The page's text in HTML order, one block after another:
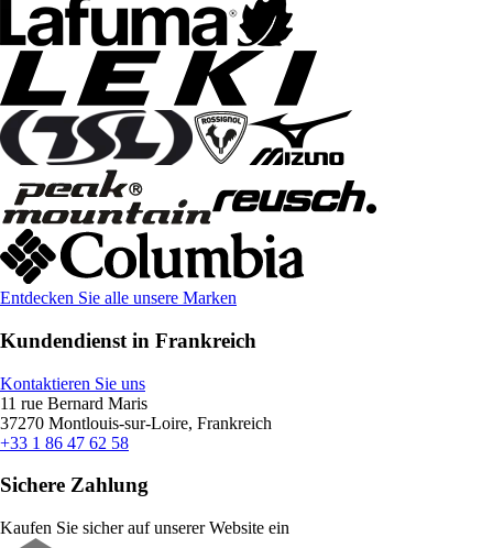
Entdecken Sie alle unsere Marken
Kundendienst in Frankreich
Kontaktieren Sie uns
11 rue Bernard Maris
37270 Montlouis-sur-Loire, Frankreich
+33 1 86 47 62 58
Sichere Zahlung
Kaufen Sie sicher auf unserer Website ein